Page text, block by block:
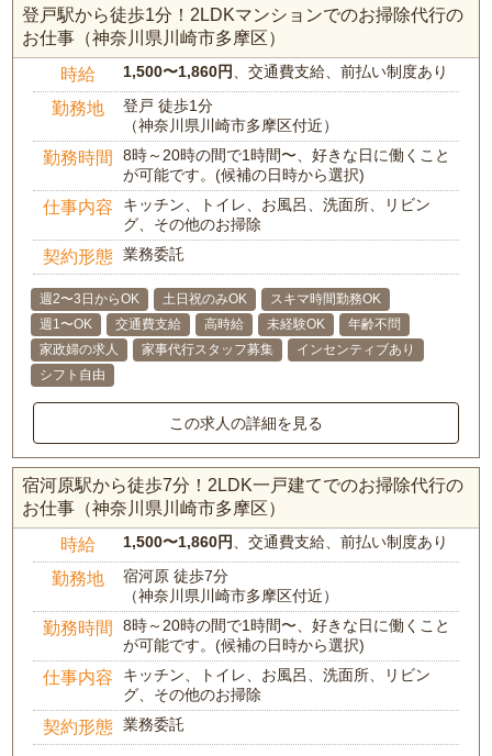
登戸駅から徒歩1分！2LDKマンションでのお掃除代行の
お仕事（神奈川県川崎市多摩区）
時給 1,500〜1,860円 、交通費支給、前払い制度あり
勤務地
登戸 徒歩1分
（神奈川県川崎市多摩区付近）
勤務時間
8時～20時の間で1時間〜、好きな日に働くこと
が可能です。(候補の日時から選択)
仕事内容
キッチン、トイレ、お風呂、洗面所、リビン
グ、その他のお掃除
契約形態 業務委託
週2〜3日からOK 土日祝のみOK
スキマ時間勤務OK
週1〜OK
交通費支給 高時給 未経験OK
年齢不問
家政婦の求人
家事代行スタッフ募集
インセンティブあり
シフト自由
この求人の詳細を見る
宿河原駅から徒歩7分！2LDK一戸建てでのお掃除代行の
お仕事（神奈川県川崎市多摩区）
時給 1,500〜1,860円 、交通費支給、前払い制度あり
勤務地
宿河原 徒歩7分
（神奈川県川崎市多摩区付近）
勤務時間
8時～20時の間で1時間〜、好きな日に働くこと
が可能です。(候補の日時から選択)
仕事内容
キッチン、トイレ、お風呂、洗面所、リビン
グ、その他のお掃除
契約形態 業務委託